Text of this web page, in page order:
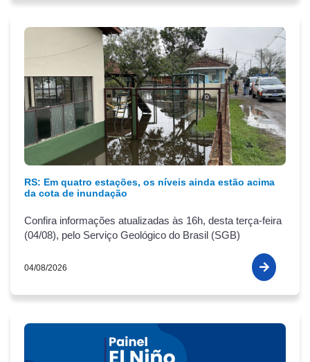
RS: Em quatro estações, os níveis ainda estão acima
da cota de inundação
Confira informações atualizadas às 16h, desta terça-feira
(04/08), pelo Serviço Geológico do Brasil (SGB)
04/08/2026